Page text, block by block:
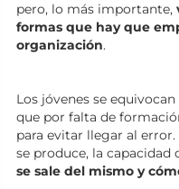
pero, lo más importante,
formas que hay que
organización.
Los jóvenes se
que por falta de
para evitar llegar al
se produce, la capacidad
se sale del mismo y